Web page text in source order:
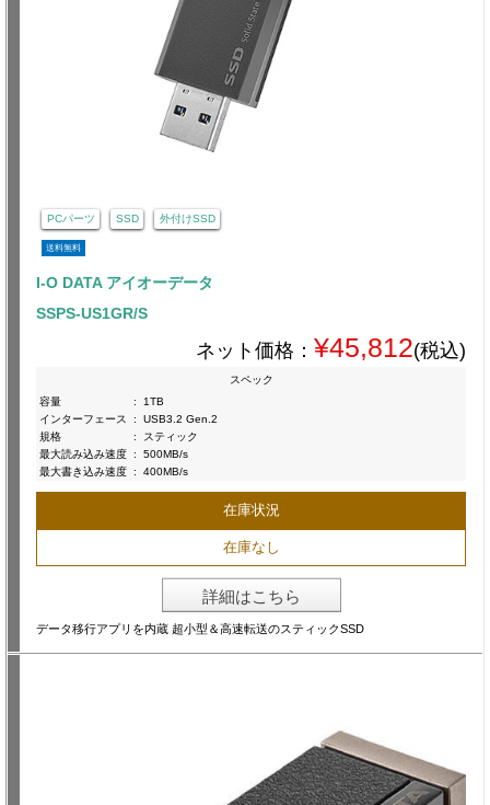
PCパーツ SSD 外付けSSD
送料無料
I-O DATA アイオーデータ
SSPS-US1GR/S
ネット価格： ¥45,812(税込)
スペック
容量
:
1TB
インターフェース
:
USB3.2 Gen.2
規格
:
スティック
最大読み込み速度 :
500MB/s
最大書き込み速度 : 400MB/s
在庫状況
在庫なし
詳細はこちら
データ移行アプリを内蔵 超小型＆高速転送のスティックSSD